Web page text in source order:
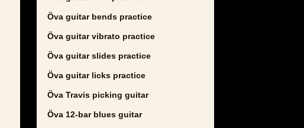
Öva guitar bends practice
Öva guitar vibrato practice
Öva guitar slides practice
Öva guitar licks practice
Öva Travis picking guitar
Öva 12-bar blues guitar